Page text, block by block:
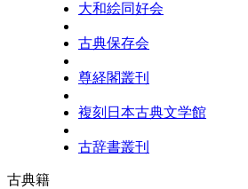
大和絵同好会
古典保存会
尊経閣叢刊
複刻日本古典文学館
古辞書叢刊
古典籍